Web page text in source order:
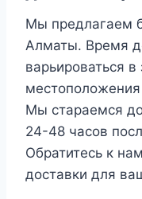
Мы предлагаем
Алматы. Время
варьироваться
Мы стараемся
24-48 часов
Обратитесь к
доставки для